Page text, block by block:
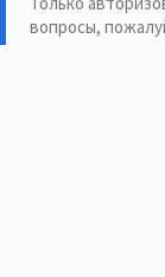
вопросы,